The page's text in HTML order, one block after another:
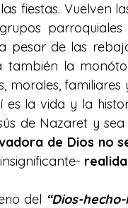
fiestas. Vuelven
pesar de las
también la
morales,
es la vida y la
de Nazaret y
de Dios no
del “Dios-